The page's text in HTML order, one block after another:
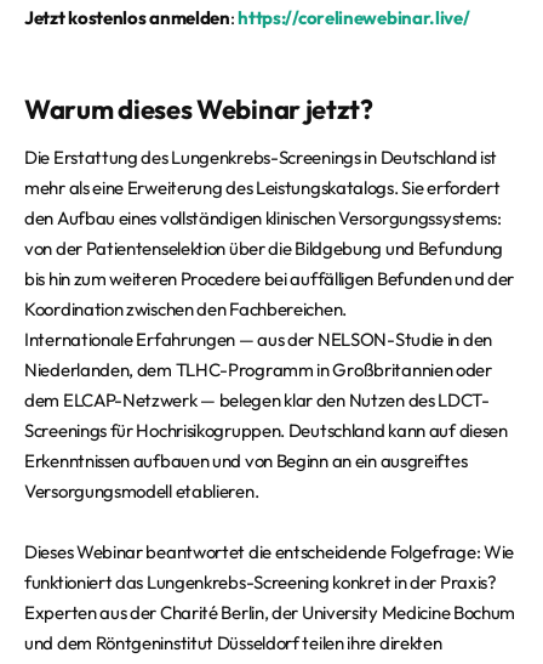
Jetzt kostenlos anmelden:https://corelinewebinar.live/
Warum dieses Webinar jetzt?
Die Erstattung des Lungenkrebs-Screenings in Deutschland ist
mehr als eine Erweiterung des Leistungskatalogs. Sie erfordert
den Aufbau eines vollständigen klinischen Versorgungssystems:
von der Patientenselektion über die Bildgebung und Befundung
bis hin zum weiteren Procedere bei auffälligen Befunden und der
Koordination zwischen den Fachbereichen.
Internationale Erfahrungen — aus der NELSON-Studie in den
Niederlanden, dem TLHC-Programm in Großbritannien oder
dem ELCAP-Netzwerk — belegen klar den Nutzen des LDCT-
Screenings für Hochrisikogruppen. Deutschland kann auf diesen
Erkenntnissen aufbauen und von Beginn an ein ausgreiftes
Versorgungsmodell etablieren.
Dieses Webinar beantwortet die entscheidende Folgefrage: Wie
funktioniert das Lungenkrebs-Screening konkret in der Praxis?
Experten aus der Charité Berlin, der University Medicine Bochum
und dem Röntgeninstitut Düsseldorf teilen ihre direkten